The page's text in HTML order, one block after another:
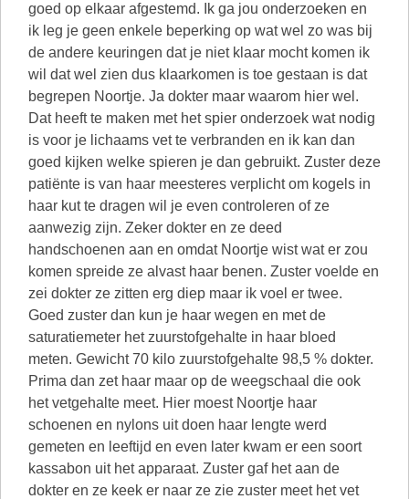
goed op elkaar afgestemd. Ik ga jou onderzoeken en
ik leg je geen enkele beperking op wat wel zo was bij
de andere keuringen dat je niet klaar mocht komen ik
wil dat wel zien dus klaarkomen is toe gestaan is dat
begrepen Noortje. Ja dokter maar waarom hier wel.
Dat heeft te maken met het spier onderzoek wat nodig
is voor je lichaams vet te verbranden en ik kan dan
goed kijken welke spieren je dan gebruikt. Zuster deze
patiënte is van haar meesteres verplicht om kogels in
haar kut te dragen wil je even controleren of ze
aanwezig zijn. Zeker dokter en ze deed
handschoenen aan en omdat Noortje wist wat er zou
komen spreide ze alvast haar benen. Zuster voelde en
zei dokter ze zitten erg diep maar ik voel er twee.
Goed zuster dan kun je haar wegen en met de
saturatiemeter het zuurstofgehalte in haar bloed
meten. Gewicht 70 kilo zuurstofgehalte 98,5 % dokter.
Prima dan zet haar maar op de weegschaal die ook
het vetgehalte meet. Hier moest Noortje haar
schoenen en nylons uit doen haar lengte werd
gemeten en leeftijd en even later kwam er een soort
kassabon uit het apparaat. Zuster gaf het aan de
dokter en ze keek er naar ze zie zuster meet het vet